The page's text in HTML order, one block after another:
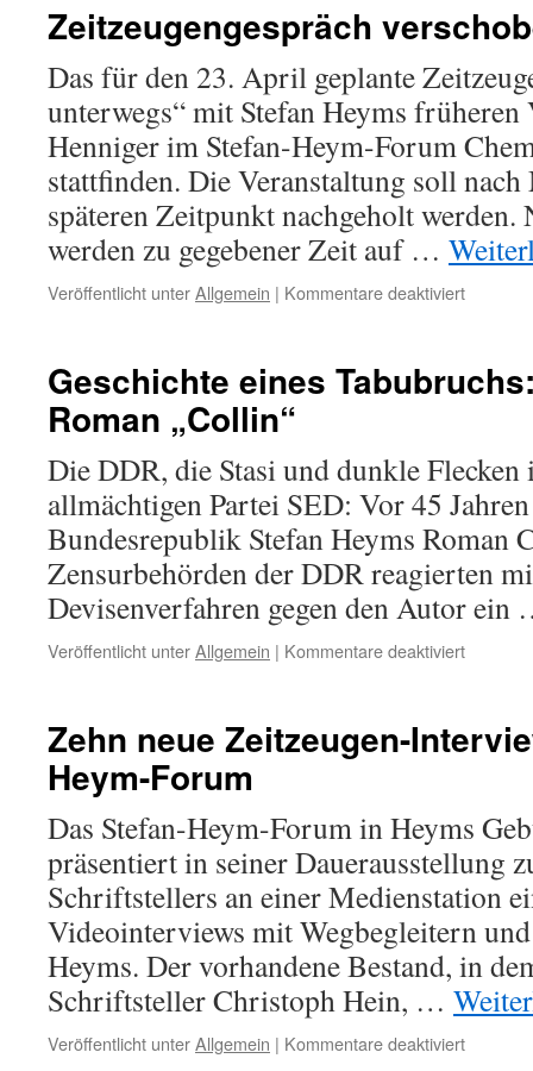
über
Leben
Stefan
Heyms
Zeitzeugengespräch
Das für den 23. April geplante
unterwegs“ mit Stefan Heyms
Henniger im Stefan-Heym-Forum
stattfinden. Die Veranstaltung soll
späteren Zeitpunkt nachgeholt
werden zu gegebener Zeit auf …
Veröffentlicht unterAllgemein | Kommentare deaktiviertfür
Geschichte eines
Roman „Collin“
Die DDR, die Stasi und dunkle Flecken
allmächtigen Partei SED: Vor 45
Bundesrepublik Stefan Heyms Roman
Zensurbehörden der DDR reagierten
Devisenverfahren gegen den Autor
Veröffentlicht unterAllgemein | Kommentare deaktiviertfür
Stefan
„Collin“
Zehn neue Zeitzeugen-
Heym-Forum
Das Stefan-Heym-Forum in Heyms
präsentiert in seiner Dauerausstellung
Schriftstellers an einer Medienstation
Videointerviews mit Wegbegleitern
Heyms. Der vorhandene Bestand, in
Schriftsteller Christoph Hein, …
Veröffentlicht unterAllgemein | Kommentare deaktiviertfür